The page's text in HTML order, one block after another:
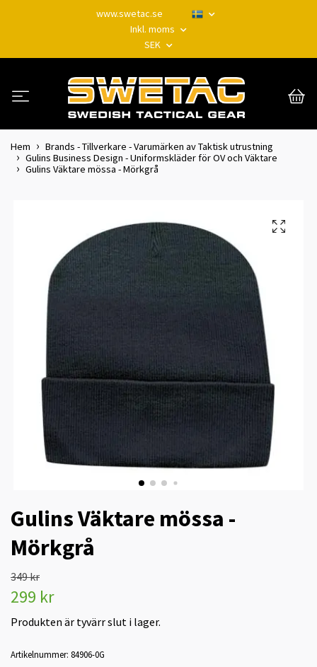
www.swetac.se
Inkl. moms
SEK
Hem
Brands - Tillverkare - Varumärken av Taktisk utrustning
Gulins Business Design - Uniformskläder för OV och Väktare
Gulins Väktare mössa - Mörkgrå
Gulins Väktare mössa -
Mörkgrå
349 kr
299 kr
Produkten är tyvärr slut i lager.
Artikelnummer: 84906-0G